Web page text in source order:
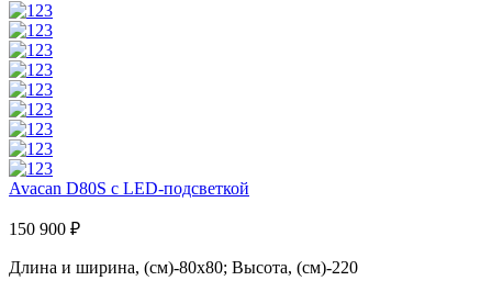
Avacan D80S с LED-подсветкой
150 900 ₽
Длина и ширина, (см)-80x80; Высота, (см)-220